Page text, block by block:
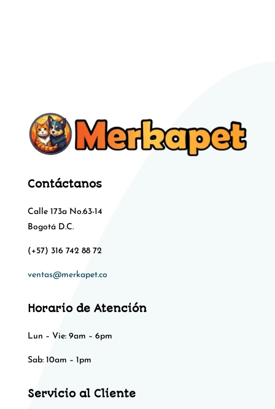
Contáctanos
Calle 173a No.63-14
Bogotá D.C.
(+57) 316 742 88 72
ventas@merkapet.co
Horario de Atención
Lun – Vie: 9am – 6pm
Sab: 10am – 1pm​​
Servicio al Cliente